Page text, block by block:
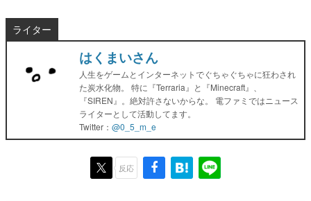
ライター
はくまいさん
人生をゲームとインターネットでぐちゃぐちゃに狂わされ
た炭水化物。 特に『Terraria』と『Minecraft』、
『SIREN』。絶対許さないからな。 電ファミではニュース
ライターとして活動してます。
Twitter： @0_5_m_e
反応